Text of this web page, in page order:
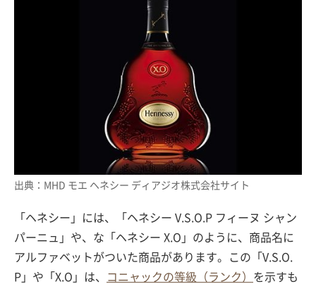
出典：MHD モエ ヘネシー ディアジオ株式会社サイト
「ヘネシー」には、「ヘネシー V.S.O.P フィーヌ シャン
パーニュ」や、な「ヘネシー X.O」のように、商品名に
アルファベットがついた商品があります。この「V.S.O.
P」や「X.O」は、
コニャックの等級（ランク） を示すも